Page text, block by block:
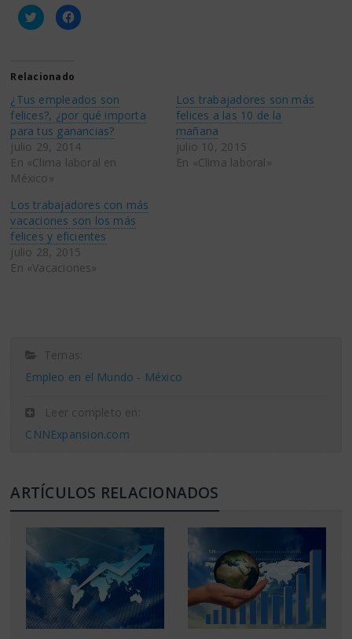
Haz
clic
(Se
abre
una
ventana
nueva)
Haz
clic
una
ventana
nueva)
Relacionado
¿Tus empleados son
felices?, ¿por qué importa
para tus ganancias?
julio 29, 2014
En «Clima laboral en
México»
Los trabajadores son más
felices a las 10 de la
mañana
julio 10, 2015
En «Clima laboral»
Los trabajadores con más
vacaciones son los más
felices y eficientes
julio 28, 2015
En «Vacaciones»
Temas:
Empleo en el Mundo - México
Leer completo en:
CNNExpansion.com
ARTÍCULOS RELACIONADOS